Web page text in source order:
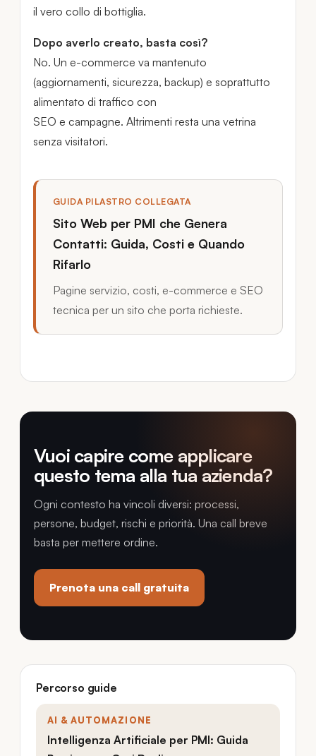
il vero collo di bottiglia.
Dopo averlo creato, basta così?
No. Un e-commerce va mantenuto
(aggiornamenti, sicurezza, backup) e soprattutto
alimentato di traffico con
SEO e campagne. Altrimenti resta una vetrina
senza visitatori.
GUIDA PILASTRO COLLEGATA
Sito Web per PMI che Genera
Contatti: Guida, Costi e Quando
Rifarlo
Pagine servizio, costi, e-commerce e SEO
tecnica per un sito che porta richieste.
Vuoi capire come applicare
questo tema alla tua azienda?
Ogni contesto ha vincoli diversi: processi,
persone, budget, rischi e priorità. Una call breve
basta per mettere ordine.
Prenota una call gratuita
Percorso guide
AI & AUTOMAZIONE
Intelligenza Artificiale per PMI: Guida